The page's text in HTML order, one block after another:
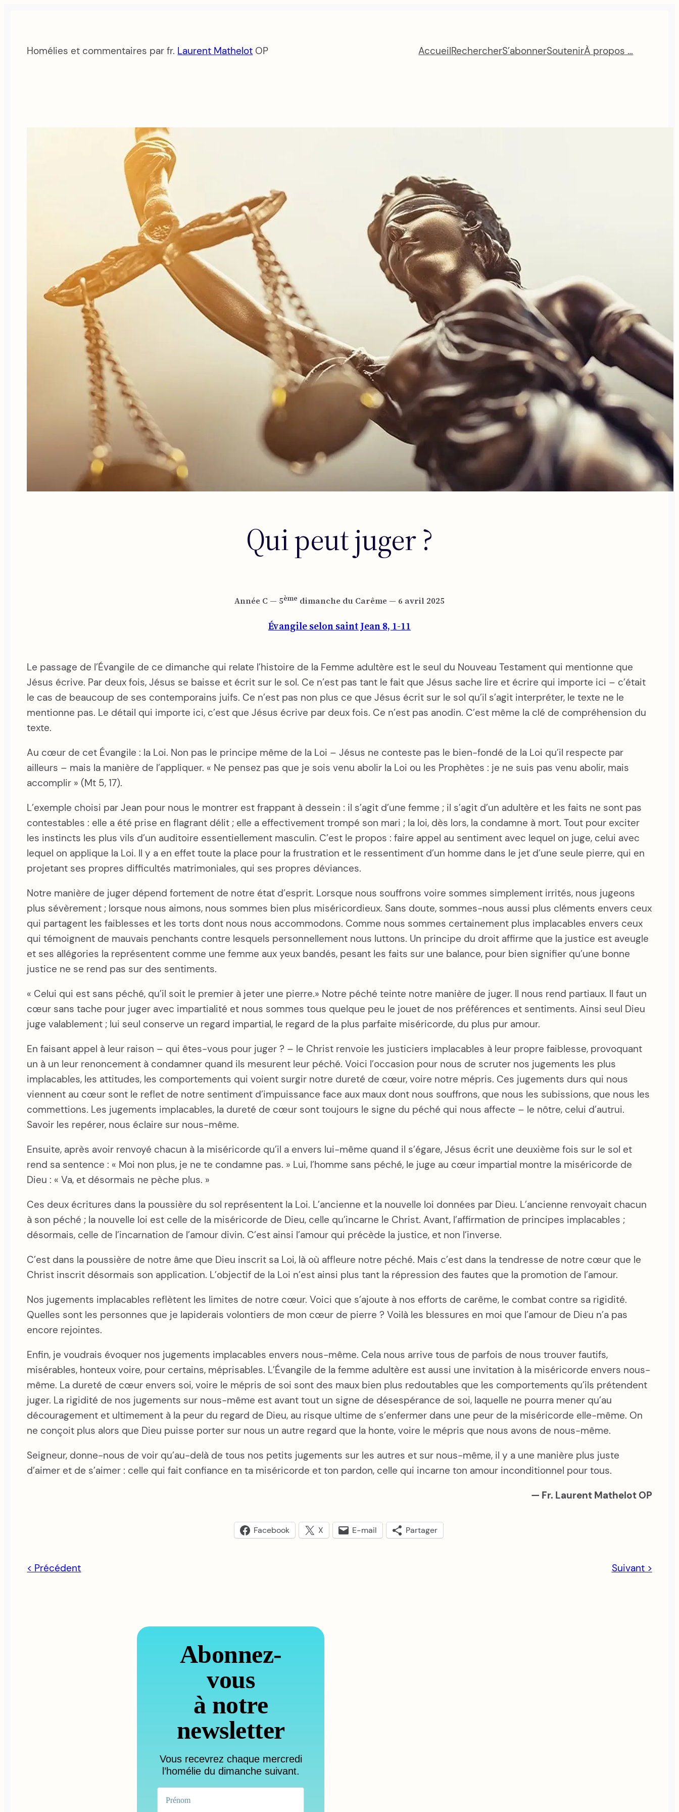
contenu
Homélies et commentaires par fr. Laurent Mathelot OP AccueilRechercherS’abonnerSoutenirÀ propos …
Qui peut juger ?
Année C — 5ème dimanche du Carême — 6 avril 2025
Évangile selon saint Jean 8, 1-11
Le passage de l’Évangile de ce dimanche qui relate l’histoire de la Femme adultère est le seul du Nouveau Testament qui mentionne que
Jésus écrive. Par deux fois, Jésus se baisse et écrit sur le sol. Ce n’est pas tant le fait que Jésus sache lire et écrire qui importe ici – c’était
le cas de beaucoup de ses contemporains juifs. Ce n’est pas non plus ce que Jésus écrit sur le sol qu’il s’agit interpréter, le texte ne le
mentionne pas. Le détail qui importe ici, c’est que Jésus écrive par deux fois. Ce n’est pas anodin. C’est même la clé de compréhension du
texte.
Au cœur de cet Évangile : la Loi. Non pas le principe même de la Loi – Jésus ne conteste pas le bien-fondé de la Loi qu’il respecte par
ailleurs – mais la manière de l’appliquer. « Ne pensez pas que je sois venu abolir la Loi ou les Prophètes : je ne suis pas venu abolir, mais
accomplir » (Mt 5, 17).
L’exemple choisi par Jean pour nous le montrer est frappant à dessein : il s’agit d’une femme ; il s’agit d’un adultère et les faits ne sont pas
contestables : elle a été prise en flagrant délit ; elle a effectivement trompé son mari ; la loi, dès lors, la condamne à mort. Tout pour exciter
les instincts les plus vils d’un auditoire essentiellement masculin. C’est le propos : faire appel au sentiment avec lequel on juge, celui avec
lequel on applique la Loi. Il y a en effet toute la place pour la frustration et le ressentiment d’un homme dans le jet d’une seule pierre, qui en
projetant ses propres difficultés matrimoniales, qui ses propres déviances.
Notre manière de juger dépend fortement de notre état d’esprit. Lorsque nous souffrons voire sommes simplement irrités, nous jugeons
plus sévèrement ; lorsque nous aimons, nous sommes bien plus miséricordieux. Sans doute, sommes-nous aussi plus cléments envers ceux
qui partagent les faiblesses et les torts dont nous nous accommodons. Comme nous sommes certainement plus implacables envers ceux
qui témoignent de mauvais penchants contre lesquels personnellement nous luttons. Un principe du droit affirme que la justice est aveugle
et ses allégories la représentent comme une femme aux yeux bandés, pesant les faits sur une balance, pour bien signifier qu’une bonne
justice ne se rend pas sur des sentiments.
« Celui qui est sans péché, qu’il soit le premier à jeter une pierre.» Notre péché teinte notre manière de juger. Il nous rend partiaux. Il faut un
cœur sans tache pour juger avec impartialité et nous sommes tous quelque peu le jouet de nos préférences et sentiments. Ainsi seul Dieu
juge valablement ; lui seul conserve un regard impartial, le regard de la plus parfaite miséricorde, du plus pur amour.
En faisant appel à leur raison – qui êtes-vous pour juger ? – le Christ renvoie les justiciers implacables à leur propre faiblesse, provoquant
un à un leur renoncement à condamner quand ils mesurent leur péché. Voici l’occasion pour nous de scruter nos jugements les plus
implacables, les attitudes, les comportements qui voient surgir notre dureté de cœur, voire notre mépris. Ces jugements durs qui nous
viennent au cœur sont le reflet de notre sentiment d’impuissance face aux maux dont nous souffrons, que nous les subissions, que nous les
commettions. Les jugements implacables, la dureté de cœur sont toujours le signe du péché qui nous affecte – le nôtre, celui d’autrui.
Savoir les repérer, nous éclaire sur nous-même.
Ensuite, après avoir renvoyé chacun à la miséricorde qu’il a envers lui-même quand il s’égare, Jésus écrit une deuxième fois sur le sol et
rend sa sentence : « Moi non plus, je ne te condamne pas. » Lui, l’homme sans péché, le juge au cœur impartial montre la miséricorde de
Dieu : « Va, et désormais ne pèche plus. »
Ces deux écritures dans la poussière du sol représentent la Loi. L’ancienne et la nouvelle loi données par Dieu. L’ancienne renvoyait chacun
à son péché ; la nouvelle loi est celle de la miséricorde de Dieu, celle qu’incarne le Christ. Avant, l’affirmation de principes implacables ;
désormais, celle de l’incarnation de l’amour divin. C’est ainsi l’amour qui précède la justice, et non l’inverse.
C’est dans la poussière de notre âme que Dieu inscrit sa Loi, là où affleure notre péché. Mais c’est dans la tendresse de notre cœur que le
Christ inscrit désormais son application. L’objectif de la Loi n’est ainsi plus tant la répression des fautes que la promotion de l’amour.
Nos jugements implacables reflètent les limites de notre cœur. Voici que s’ajoute à nos efforts de carême, le combat contre sa rigidité.
Quelles sont les personnes que je lapiderais volontiers de mon cœur de pierre ? Voilà les blessures en moi que l’amour de Dieu n’a pas
encore rejointes.
Enfin, je voudrais évoquer nos jugements implacables envers nous-même. Cela nous arrive tous de parfois de nous trouver fautifs,
misérables, honteux voire, pour certains, méprisables. L’Évangile de la femme adultère est aussi une invitation à la miséricorde envers nous-
même. La dureté de cœur envers soi, voire le mépris de soi sont des maux bien plus redoutables que les comportements qu’ils prétendent
juger. La rigidité de nos jugements sur nous-même est avant tout un signe de désespérance de soi, laquelle ne pourra mener qu’au
découragement et ultimement à la peur du regard de Dieu, au risque ultime de s’enfermer dans une peur de la miséricorde elle-même. On
ne conçoit plus alors que Dieu puisse porter sur nous un autre regard que la honte, voire le mépris que nous avons de nous-même.
Seigneur, donne-nous de voir qu’au-delà de tous nos petits jugements sur les autres et sur nous-même, il y a une manière plus juste
d’aimer et de s’aimer : celle qui fait confiance en ta miséricorde et ton pardon, celle qui incarne ton amour inconditionnel pour tous.
— Fr. Laurent Mathelot OP
Facebook X E-mail Partager
< Précédent Suivant >
Abonnez-
vous
à notre
newsletter
Vous recevrez chaque mercredi
l’homélie du dimanche suivant.